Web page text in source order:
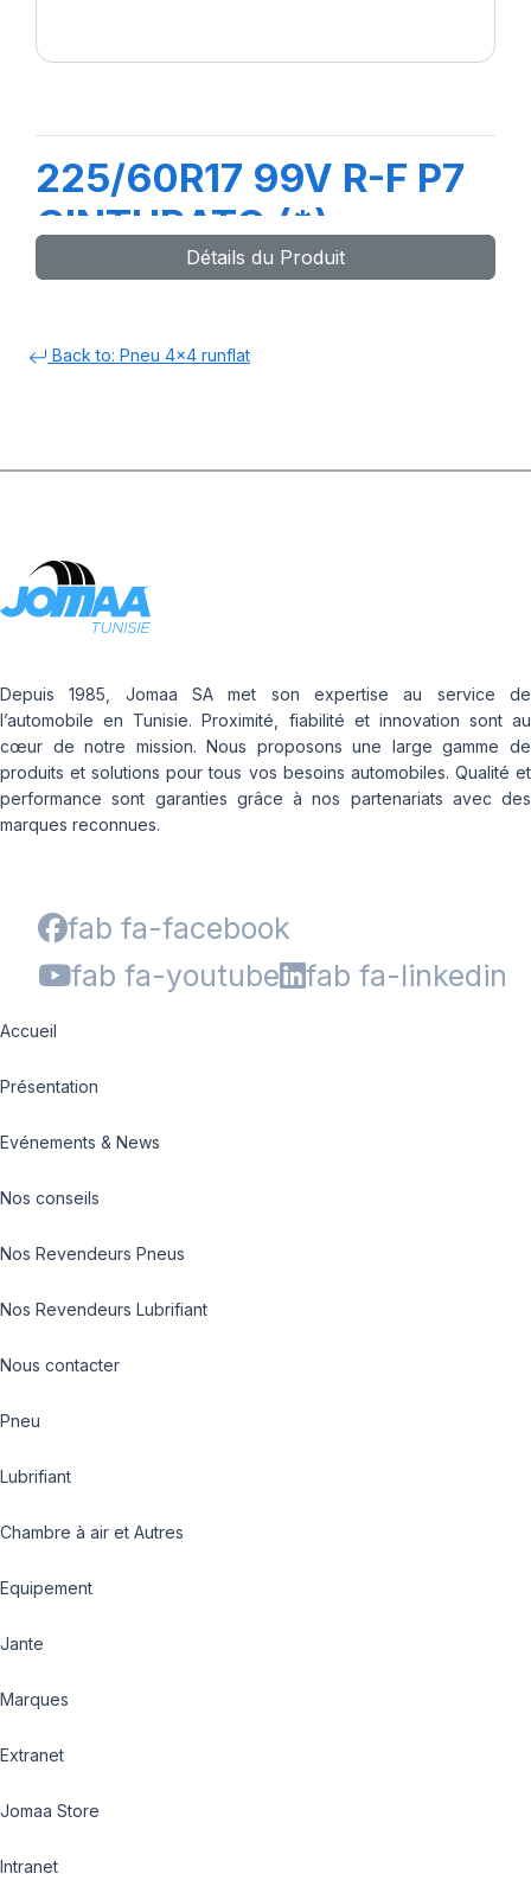
225/60R17 99V R-F P7
CINTURATO (*)
Détails du Produit
Back to: Pneu 4x4 runflat
Depuis 1985, Jomaa SA met son expertise au service de
l’automobile en Tunisie. Proximité, fiabilité et innovation sont au
cœur de notre mission. Nous proposons une large gamme de
produits et solutions pour tous vos besoins automobiles. Qualité et
performance sont garanties grâce à nos partenariats avec des
marques reconnues.
fab fa-facebook
fab fa-youtube
fab fa-linkedin
Accueil
Présentation
Evénements & News
Nos conseils
Nos Revendeurs Pneus
Nos Revendeurs Lubrifiant
Nous contacter
Pneu
Lubrifiant
Chambre à air et Autres
Equipement
Jante
Marques
Extranet
Jomaa Store
Intranet